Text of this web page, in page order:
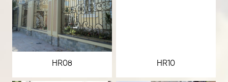
HR08 HR10